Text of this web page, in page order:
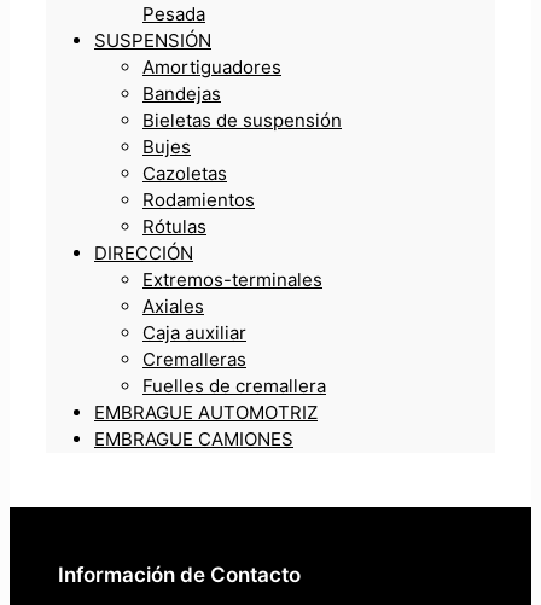
Pesada
SUSPENSIÓN
Amortiguadores
Bandejas
Bieletas de suspensión
Bujes
Cazoletas
Rodamientos
Rótulas
DIRECCIÓN
Extremos-terminales
Axiales
Caja auxiliar
Cremalleras
Fuelles de cremallera
EMBRAGUE AUTOMOTRIZ
EMBRAGUE CAMIONES
Información de Contacto